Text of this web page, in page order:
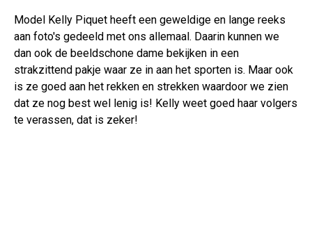
Model Kelly Piquet heeft een geweldige en lange reeks
aan foto's gedeeld met ons allemaal. Daarin kunnen we
dan ook de beeldschone dame bekijken in een
strakzittend pakje waar ze in aan het sporten is. Maar ook
is ze goed aan het rekken en strekken waardoor we zien
dat ze nog best wel lenig is! Kelly weet goed haar volgers
te verassen, dat is zeker!